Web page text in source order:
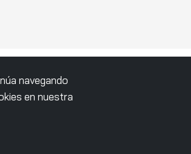
navegando
en nuestra
para